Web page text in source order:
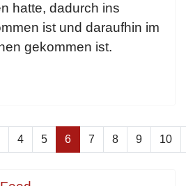
hatte, dadurch ins
ist und daraufhin im
gekommen ist.
4 5 6 7 8 9 10